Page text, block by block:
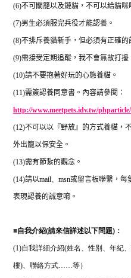
(6)不可關籠以及鏈貓，不可以給貓咪
(7)男生必須服完兵役才能認養。
(8)不排斥養貓新手，但必須有正確的
(9)需接受定期追蹤，我不會無故打擾
(10)請不要抱著好玩的心態養貓。
(11)需簽認養同意書。內容請參閱：
http://www.meetpets.idv.tw/
(12)不可以以『野放』的方式養貓，
外出籠以保安全。
(13)需有節紮的觀念。
(14)請以mail、 msn或留言板聯繫，每
表現認養的誠意唷。
■自我介紹(請來信詳述以下問題)：
(1)自我詳細介紹(姓名、性別、年紀
樓)、聯絡方式……等）